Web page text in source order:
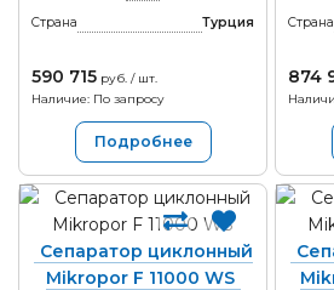
Страна
Турция
590 715 руб. / шт.
Наличие: По запросу
Подробнее
Страна
874
Сепаратор циклонный
Mikropor F 11000 WS